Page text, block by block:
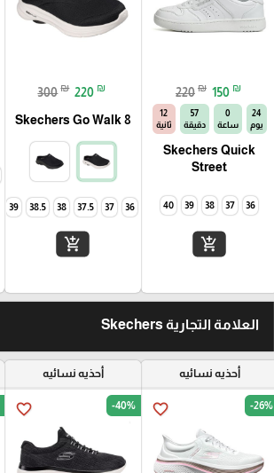
220 ₪ 150 ₪
24
يوم
0
ساعة
57
دقيقة
11
ثانية
Skechers Quick
Street
36
37
38
39
40
add_shopping_cart
300 ₪ 220 ₪
Skechers Go Walk 8
36
37
37.5
38
38.5
39
add_shopping_cart
العلامة التجارية Skechers
أحذيه نسائيه
favorite_border -26%
أحذيه نسائيه
favorite_border -40%